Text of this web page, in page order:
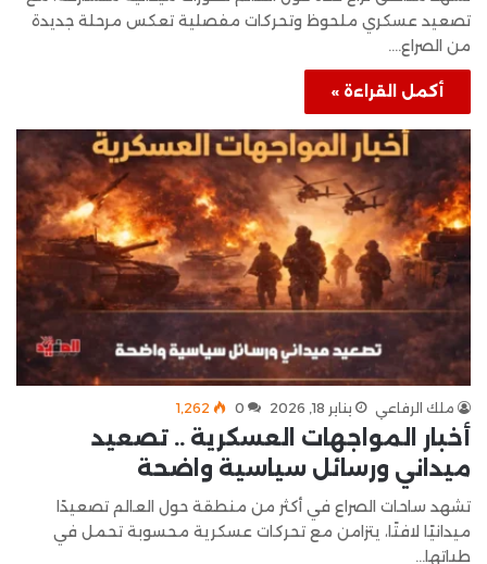
تصعيد عسكري ملحوظ وتحركات مفصلية تعكس مرحلة جديدة
من الصراع.…
أكمل القراءة »
ملك الرفاعي يناير 18, 2026 0 1٬262
أخبار المواجهات العسكرية .. تصعيد
ميداني ورسائل سياسية واضحة
تشهد ساحات الصراع في أكثر من منطقة حول العالم تصعيدًا
ميدانيًا لافتًا، يتزامن مع تحركات عسكرية محسوبة تحمل في
طياتها…